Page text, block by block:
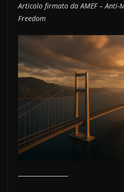
Articolo firmato da AMEF – Anti-
Freedom